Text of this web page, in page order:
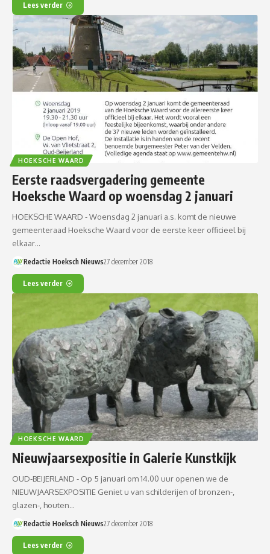
Lees verder
HOEKSCHE WAARD
Eerste raadsvergadering gemeente
Hoeksche Waard op woensdag 2 januari
HOEKSCHE WAARD - Woensdag 2 januari a.s. komt de nieuwe
gemeenteraad Hoeksche Waard voor de eerste keer officieel bij
elkaar…
Redactie Hoeksch Nieuws27 december 2018
Lees verder
HOEKSCHE WAARD
Nieuwjaarsexpositie in Galerie Kunstkijk
OUD-BEIJERLAND - Op 5 januari om 14.00 uur openen we de
NIEUWJAARSEXPOSITIE Geniet u van schilderijen of bronzen-,
glazen-, houten…
Redactie Hoeksch Nieuws27 december 2018
Lees verder